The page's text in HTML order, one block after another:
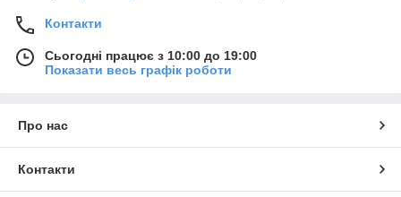
Контакти
Сьогодні працює з 10:00 до 19:00
Показати весь графік роботи
Про нас
Контакти